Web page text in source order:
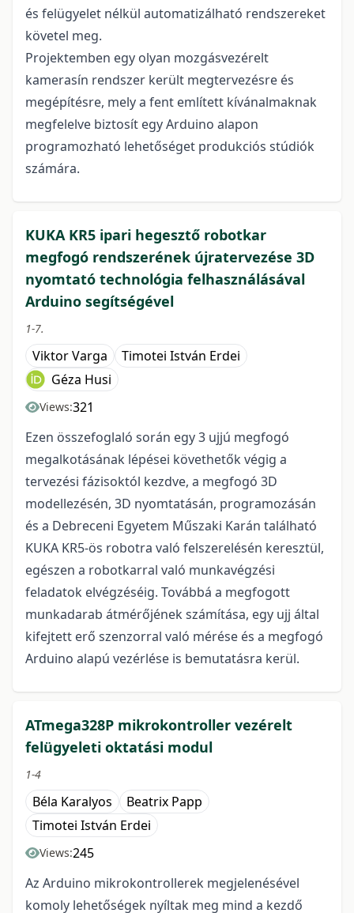
és felügyelet nélkül automatizálható rendszereket
követel meg.
Projektemben egy olyan mozgásvezérelt
kamerasín rendszer került megtervezésre és
megépítésre, mely a fent említett kívánalmaknak
megfelelve biztosít egy Arduino alapon
programozható lehetőséget produkciós stúdiók
számára.
KUKA KR5 ipari hegesztő robotkar
megfogó rendszerének újratervezése 3D
nyomtató technológia felhasználásával
Arduino segítségével
1-7.
Viktor Varga
Timotei István Erdei
Géza Husi
Views:321
Ezen összefoglaló során egy 3 ujjú megfogó
megalkotásának lépései követhetők végig a
tervezési fázisoktól kezdve, a megfogó 3D
modellezésén, 3D nyomtatásán, programozásán
és a Debreceni Egyetem Műszaki Karán található
KUKA KR5-ös robotra való felszerelésén keresztül,
egészen a robotkarral való munkavégzési
feladatok elvégzéséig. Továbbá a megfogott
munkadarab átmérőjének számítása, egy ujj által
kifejtett erő szenzorral való mérése és a megfogó
Arduino alapú vezérlése is bemutatásra kerül.
ATmega328P mikrokontroller vezérelt
felügyeleti oktatási modul
1-4
Béla Karalyos
Beatrix Papp
Timotei István Erdei
Views:245
Az Arduino mikrokontrollerek megjelenésével
komoly lehetőségek nyíltak meg mind a kezdő